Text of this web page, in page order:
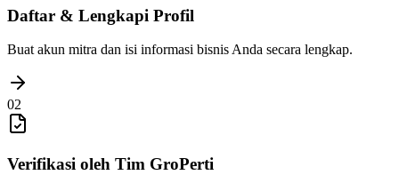
Daftar & Lengkapi Profil
Buat akun mitra dan isi informasi bisnis Anda secara lengkap.
02
Verifikasi oleh Tim GroPerti